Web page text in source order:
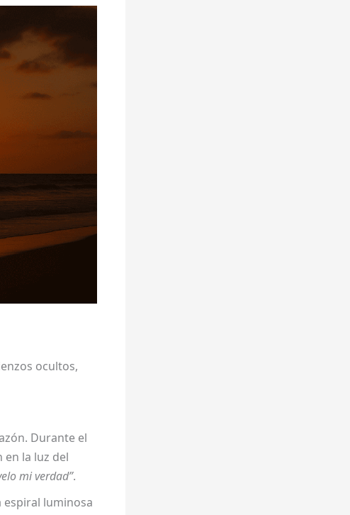
ocultos,
Durante el
en la luz del
mi verdad”.
espiral luminosa